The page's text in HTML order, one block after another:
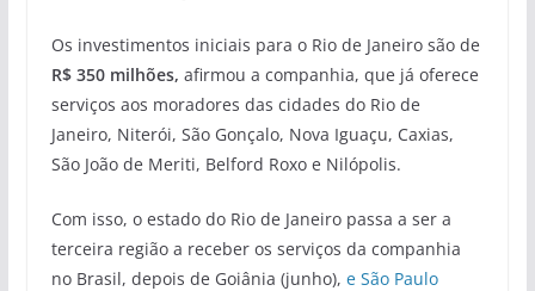
Os investimentos iniciais para o Rio de Janeiro são de
R$ 350 milhões, afirmou a companhia, que já oferece
serviços aos moradores das cidades do Rio de
Janeiro, Niterói, São Gonçalo, Nova Iguaçu, Caxias,
São João de Meriti, Belford Roxo e Nilópolis.
Com isso, o estado do Rio de Janeiro passa a ser a
terceira região a receber os serviços da companhia
no Brasil, depois de Goiânia (junho), e São Paulo